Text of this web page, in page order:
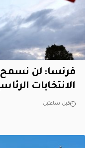
فرنسا: لن نسمح
الانتخابات
قبل ساعتين